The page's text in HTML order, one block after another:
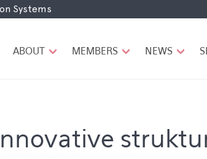
Systems
G
ABOUT MEMBERS NEWS
Innovative